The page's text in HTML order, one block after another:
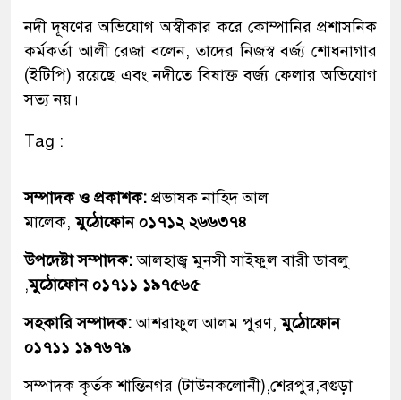
নদী দূষণের অভিযোগ অস্বীকার করে কোম্পানির প্রশাসনিক
কর্মকর্তা আলী রেজা বলেন, তাদের নিজস্ব বর্জ্য শোধনাগার
(ইটিপি) রয়েছে এবং নদীতে বিষাক্ত বর্জ্য ফেলার অভিযোগ
সত্য নয়।
Tag :
সম্পাদক ও প্রকাশক: প্রভাষক নাহিদ আল
মালেক,মুঠোফোন ০১৭১২ ২৬৬৩৭৪
উপদেষ্টা সম্পাদক:আলহাজ্ব মুনসী সাইফুল বারী ডাবলু
,মুঠোফোন ০১৭১১ ১৯৭৫৬৫
সহকারি সম্পাদক:আশরাফুল আলম পুরণ,মুঠোফোন
০১৭১১ ১৯৭৬৭৯
সম্পাদক কৃর্তক শান্তিনগর (টাউনকলোনী),শেরপুর,বগুড়া